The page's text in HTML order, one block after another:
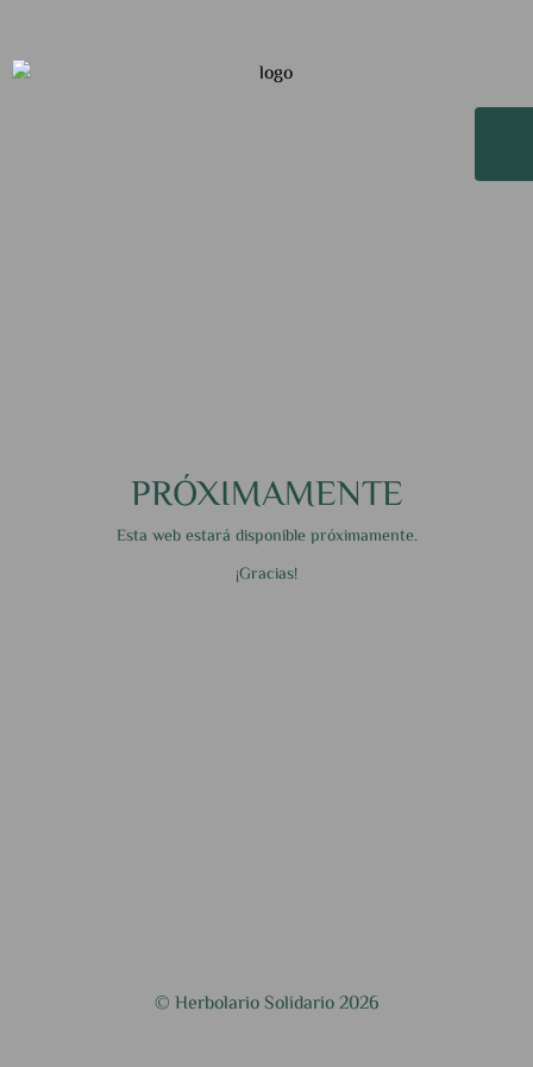
PRÓXIMAMENTE
Esta web estará disponible próximamente.
¡Gracias!
© Herbolario Solidario 2026